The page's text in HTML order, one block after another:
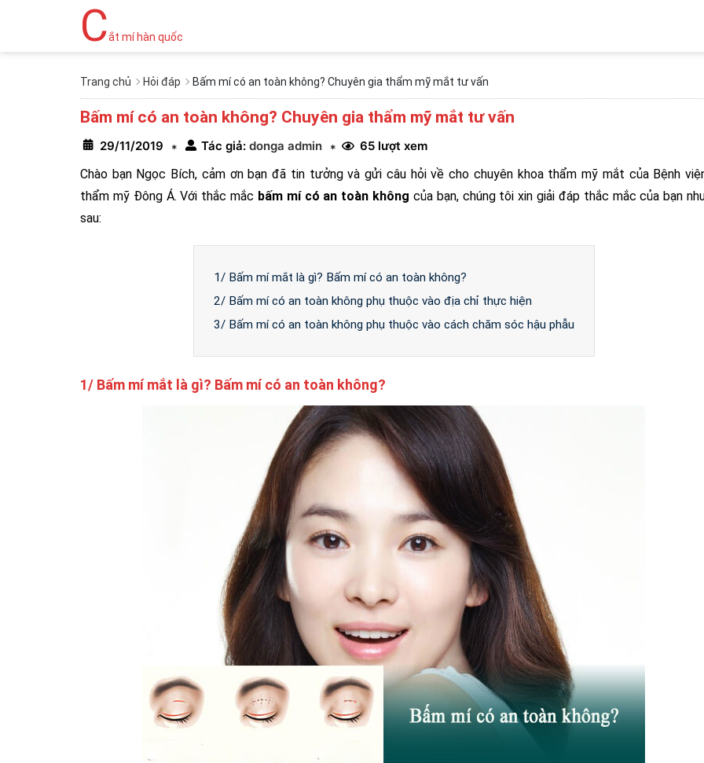
Cắt mí hàn quốc
Trang chủ Hỏi đáp Bấm mí có an toàn không? Chuyên gia thẩm mỹ mắt tư vấn
Bấm mí có an toàn không? Chuyên gia thẩm mỹ mắt tư vấn
29/11/2019 * Tác giả: donga admin *
65 lượt xem
Chào bạn Ngọc Bích, cảm ơn bạn đã tin tưởng và gửi câu hỏi về cho chuyên khoa thẩm mỹ mắt của Bệnh
thẩm mỹ Đông Á. Với thắc mắc bấm mí có an toàn không của bạn, chúng tôi xin giải đáp thắc mắc của bạn
sau:
1/ Bấm mí mắt là gì? Bấm mí có an toàn không?
2/ Bấm mí có an toàn không phụ thuộc vào địa chỉ thực hiện
3/ Bấm mí có an toàn không phụ thuộc vào cách chăm sóc hậu phẫu
1/ Bấm mí mắt là gì? Bấm mí có an toàn không?